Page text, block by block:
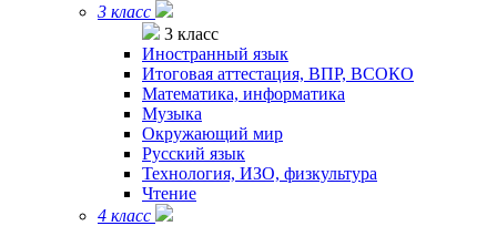
3 класс
3 класс
Иностранный язык
Итоговая аттестация, ВПР, ВСОКО
Математика, информатика
Музыка
Окружающий мир
Русский язык
Технология, ИЗО, физкультура
Чтение
4 класс